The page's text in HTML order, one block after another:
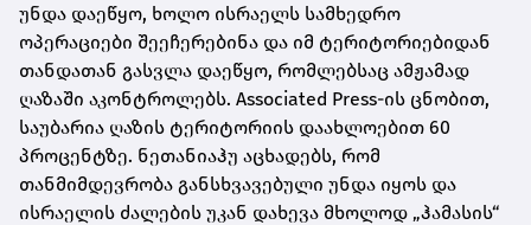
უნდა დაეწყო, ხოლო ისრაელს სამხედრო
ოპერაციები შეეჩერებინა და იმ ტერიტორიებიდან
თანდათან გასვლა დაეწყო, რომლებსაც ამჟამად
ღაზაში აკონტროლებს. Associated Press-ის ცნობით,
საუბარია ღაზის ტერიტორიის დაახლოებით 60
პროცენტზე. ნეთანიაჰუ აცხადებს, რომ
თანმიმდევრობა განსხვავებული უნდა იყოს და
ისრაელის ძალების უკან დახევა მხოლოდ „ჰამასის“